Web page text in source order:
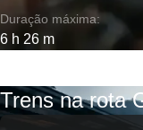
Duração máxima:
6 h 26 m
Trens na rota